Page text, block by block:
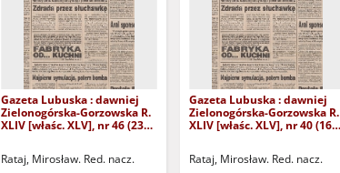
Gazeta Lubuska : dawniej
Zielonogórska-Gorzowska R.
XLIV [właśc. XLV], nr 46 (23
Rataj, Mirosław. Red. nacz.
Gazeta Lubuska : dawniej
Zielonogórska-Gorzowska R.
XLIV [właśc. XLV], nr 40 (16
Rataj, Mirosław. Red. nacz.